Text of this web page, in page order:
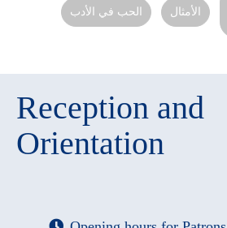
الحب في الأدب الأمثال
Reception and
Orientation